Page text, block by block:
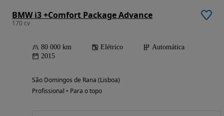
BMW i3 +Comfort Package Advance
170 cv
80 000 km Elétrico
Automática
2015
São Domingos de Rana (Lisboa)
Profissional • Para o topo